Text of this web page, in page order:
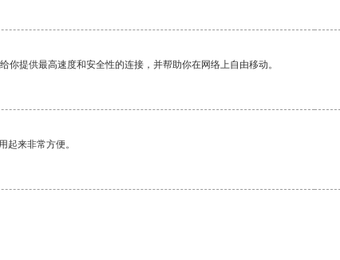
你提供最高速度和安全性的连接，并帮助你在网络上自由移动。
起来非常方便。